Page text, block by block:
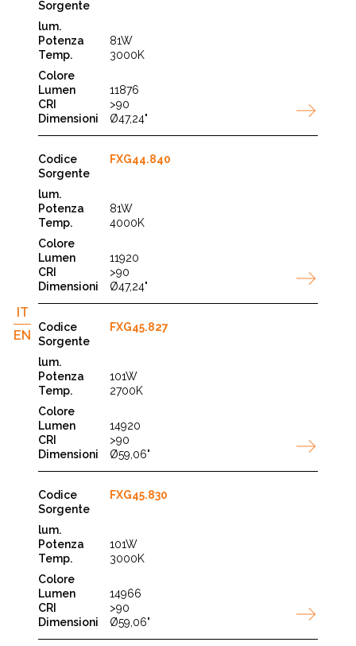
IT
EN
81W
3000K
11876
>90
Ø47,24"
FXG44.840
81W
4000K
11920
>90
Ø47,24"
FXG45.827
101W
2700K
14920
>90
Ø59,06"
FXG45.830
101W
3000K
14966
>90
Ø59,06"